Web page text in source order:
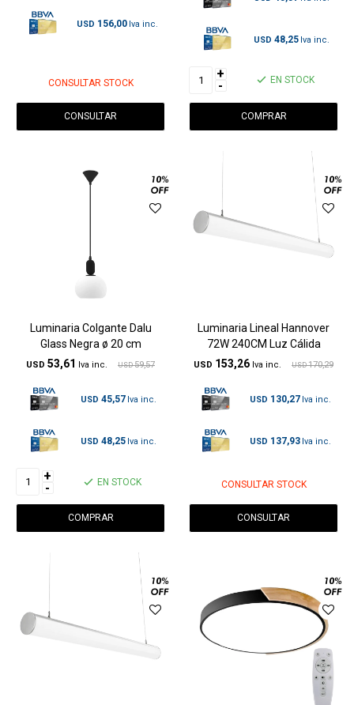
USD 156,00
CONSULTAR STOCK
CONSULTAR
USD 48,25
+
- EN STOCK
Luminaria Colgante Dalu
Glass Negra ø 20 cm
USD 53,61 USD 59,57
USD 45,57
USD 48,25
+
- EN STOCK
Luminaria Lineal Hannover
72W 240CM Luz Cálida
USD 153,26 USD 170,29
USD 130,27
USD 137,93
CONSULTAR STOCK
CONSULTAR